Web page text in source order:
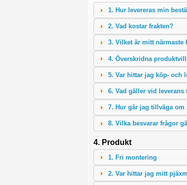
1. Hur levereras min
2. Vad kostar frakten?
3. Vilket är mitt närmaste
4. Överskridna
5. Var hittar jag köp- och
6. Vad gäller vid leverans
7. Hur går jag tillväga
8. Vilka besvarar frågor
4. Produkt
1. Fri montering
2. Var hittar jag mitt